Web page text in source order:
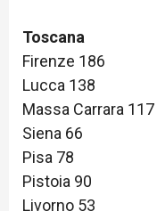
Toscana
Firenze 186
Lucca 138
Massa Carrara 117
Siena 66
Pisa 78
Pistoia 90
Livorno 53